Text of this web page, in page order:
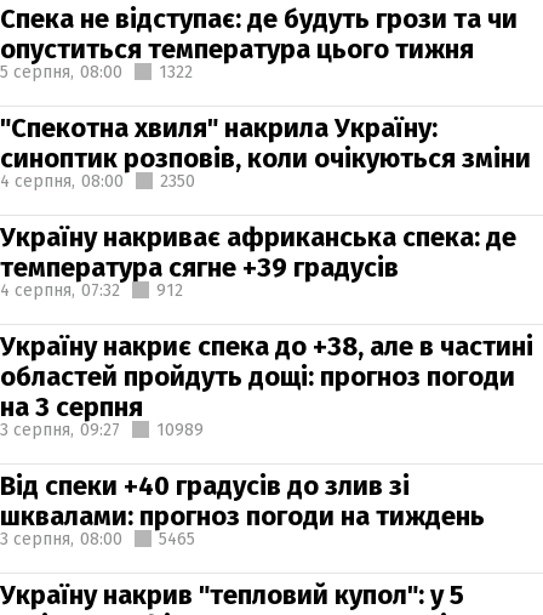
Спека не відступає: де будуть грози та чи
опуститься температура цього тижня
5 серпня, 08:00 1322
"Спекотна хвиля" накрила Україну:
синоптик розповів, коли очікуються зміни
4 серпня, 08:00 2350
Україну накриває африканська спека: де
температура сягне +39 градусів
4 серпня, 07:32 912
Україну накриє спека до +38, але в частині
областей пройдуть дощі: прогноз погоди
на 3 серпня
3 серпня, 09:27 10989
Від спеки +40 градусів до злив зі
шквалами: прогноз погоди на тиждень
3 серпня, 08:00 5465
Україну накрив "тепловий купол": у 5